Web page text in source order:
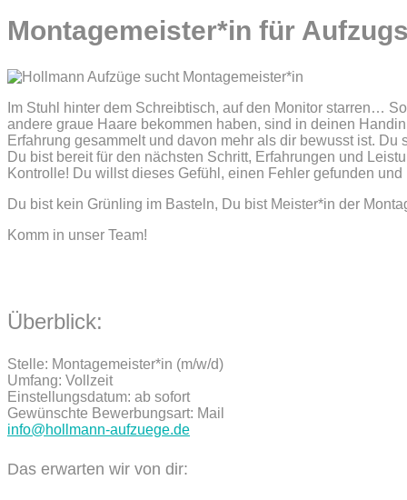
Montagemeister*in für
Im Stuhl hinter dem Schreibtisch, auf den Monitor starren…
andere graue Haare bekommen haben, sind in deinen
Erfahrung gesammelt und davon mehr als dir bewusst ist.
Du bist bereit für den nächsten Schritt, Erfahrungen und
Kontrolle! Du willst dieses Gefühl, einen Fehler gefunden
Du bist kein Grünling im Basteln, Du bist Meister*in der
Komm in unser Team!
Überblick:
Stelle: Montagemeister*in (m/w/d)
Umfang: Vollzeit
Einstellungsdatum: ab sofort
Gewünschte Bewerbungsart: Mail
info@hollmann-aufzuege.de
Das erwarten wir von dir: